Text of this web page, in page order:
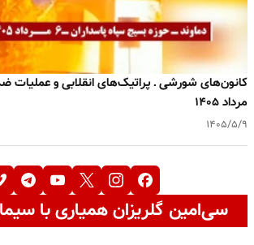
کانون‌های شورشی ـ پراتیک‌های انقلابی و عملیات
مرداد ۱۴۰۵
۱۴۰۵/۵/۹
سی‌امین گلریزان همیاری با